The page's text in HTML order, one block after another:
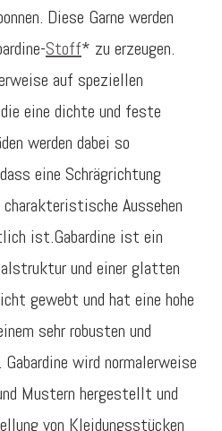
Diese Garne werden
Stoff* zu erzeugen.
auf speziellen
eine dichte und feste
werden dabei so
eine Schrägrichtung
Aussehen
ist.Gabardine ist ein
und einer glatten
gewebt und hat eine hohe
sehr robusten und
wird normalerweise
Mustern hergestellt und
von Kleidungsstücken